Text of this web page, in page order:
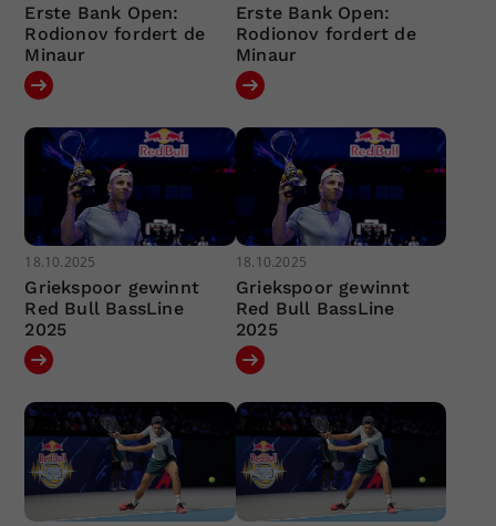
Erste Bank Open:
Rodionov fordert de
Minaur
Erste Bank Open:
Rodionov fordert de
Minaur
18.10.2025
Griekspoor gewinnt
Red Bull BassLine
2025
18.10.2025
Griekspoor gewinnt
Red Bull BassLine
2025